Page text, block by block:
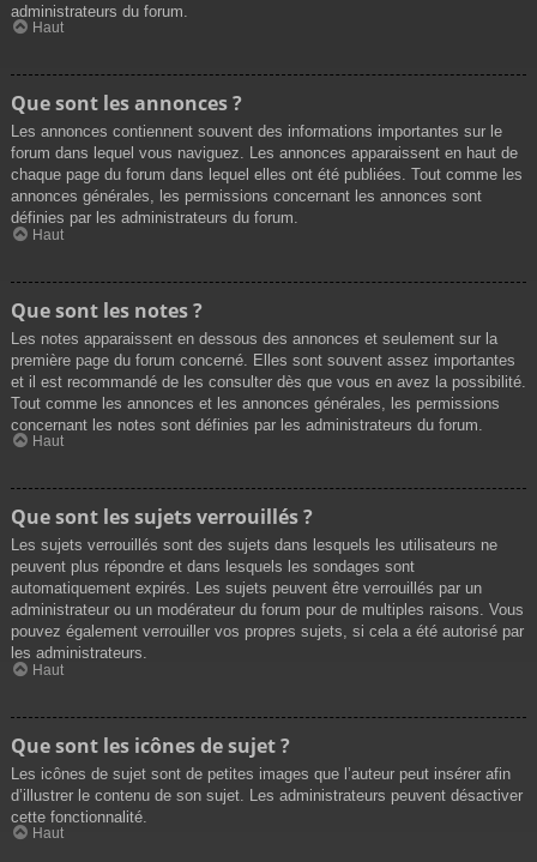
administrateurs du forum.
Haut
Que sont les annonces ?
Les annonces contiennent souvent des informations importantes sur le
forum dans lequel vous naviguez. Les annonces apparaissent en haut de
chaque page du forum dans lequel elles ont été publiées. Tout comme les
annonces générales, les permissions concernant les annonces sont
définies par les administrateurs du forum.
Haut
Que sont les notes ?
Les notes apparaissent en dessous des annonces et seulement sur la
première page du forum concerné. Elles sont souvent assez importantes
et il est recommandé de les consulter dès que vous en avez la possibilité.
Tout comme les annonces et les annonces générales, les permissions
concernant les notes sont définies par les administrateurs du forum.
Haut
Que sont les sujets verrouillés ?
Les sujets verrouillés sont des sujets dans lesquels les utilisateurs ne
peuvent plus répondre et dans lesquels les sondages sont
automatiquement expirés. Les sujets peuvent être verrouillés par un
administrateur ou un modérateur du forum pour de multiples raisons. Vous
pouvez également verrouiller vos propres sujets, si cela a été autorisé par
les administrateurs.
Haut
Que sont les icônes de sujet ?
Les icônes de sujet sont de petites images que l’auteur peut insérer afin
d’illustrer le contenu de son sujet. Les administrateurs peuvent désactiver
cette fonctionnalité.
Haut